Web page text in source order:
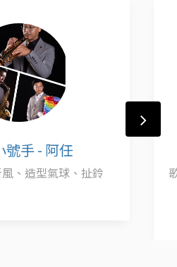
號手 - 阿任
、造型氣球、扯鈴